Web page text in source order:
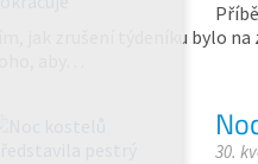
tím, jak zrušení týdeníku bylo
30.